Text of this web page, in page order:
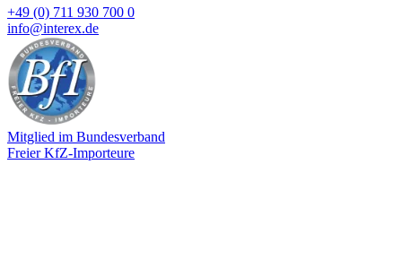
+49 (0) 711 930 700 0
info@interex.de
Mitglied im Bundesverband
Freier KfZ-Importeure